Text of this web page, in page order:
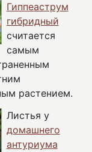
Гиппеаструм
гибридный
считается
самым
растением.
Листья у
домашнего
антуриума